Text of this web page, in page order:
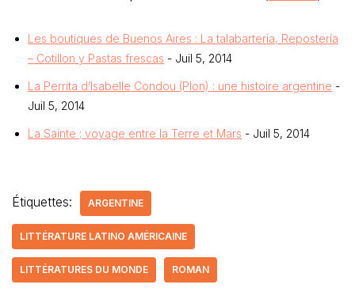
Les boutiques de Buenos Aires : La talabarteria, Repostería
– Cotillon y Pastas frescas - Juil 5, 2014
La Perrita d’Isabelle Condou (Plon) : une histoire argentine -
Juil 5, 2014
La Sainte ; voyage entre la Terre et Mars - Juil 5, 2014
Étiquettes: ARGENTINE
LITTÉRATURE LATINO AMÉRICAINE
LITTÉRATURES DU MONDE ROMAN